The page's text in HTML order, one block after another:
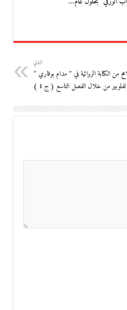
التالي
من الكتابة الروائية في ” مدام بوفاري ”
لفلوبير من خلال الفصل التاسع ( ج 1 )